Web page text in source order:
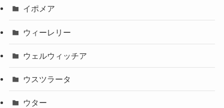
イポメア
ウィーレリー
ウェルウィッチア
ウスツラータ
ウター